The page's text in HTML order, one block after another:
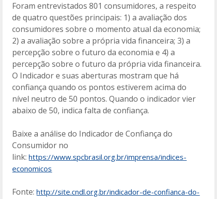
Foram entrevistados 801 consumidores, a respeito
de quatro questões principais: 1) a avaliação dos
consumidores sobre o momento atual da economia;
2) a avaliação sobre a própria vida financeira; 3) a
percepção sobre o futuro da economia e 4) a
percepção sobre o futuro da própria vida financeira.
O Indicador e suas aberturas mostram que há
confiança quando os pontos estiverem acima do
nível neutro de 50 pontos. Quando o indicador vier
abaixo de 50, indica falta de confiança.
Baixe a análise do Indicador de Confiança do
Consumidor no
link:https://www.spcbrasil.org.br/imprensa/indices-
economicos
Fonte:http://site.cndl.org.br/indicador-de-confianca-do-